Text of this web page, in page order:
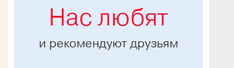
Нас любят
и рекомендуют друзьям